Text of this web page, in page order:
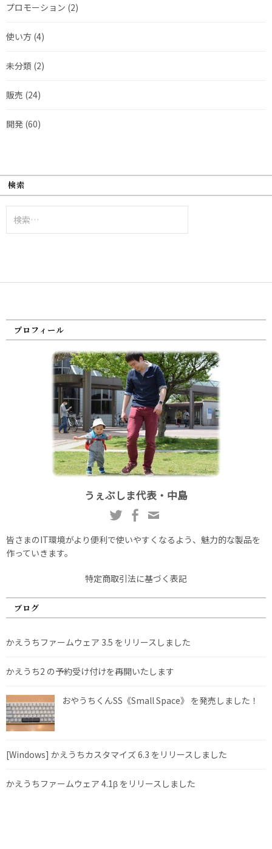
プロモーション (2)
使い方 (4)
未分類 (2)
販売 (24)
開発 (60)
検索
索:
プロフィール
うぇぶしま代表・中島
皆さまのIT環境がより便利で使いやすくなるよう、魅力的な製品を
作っていきます。
特定商取引法に基づく表記
ブログ
かえうちファームウェア 3.5 をリリースしました
かえうち2 の予約受け付けを再開いたします
おやうちくんSS《Small Space》 を発売しました！
[Windows] かえうちカスタマイズ 6.3 をリリースしました
かえうちファームウェア 4.1β をリリースしました